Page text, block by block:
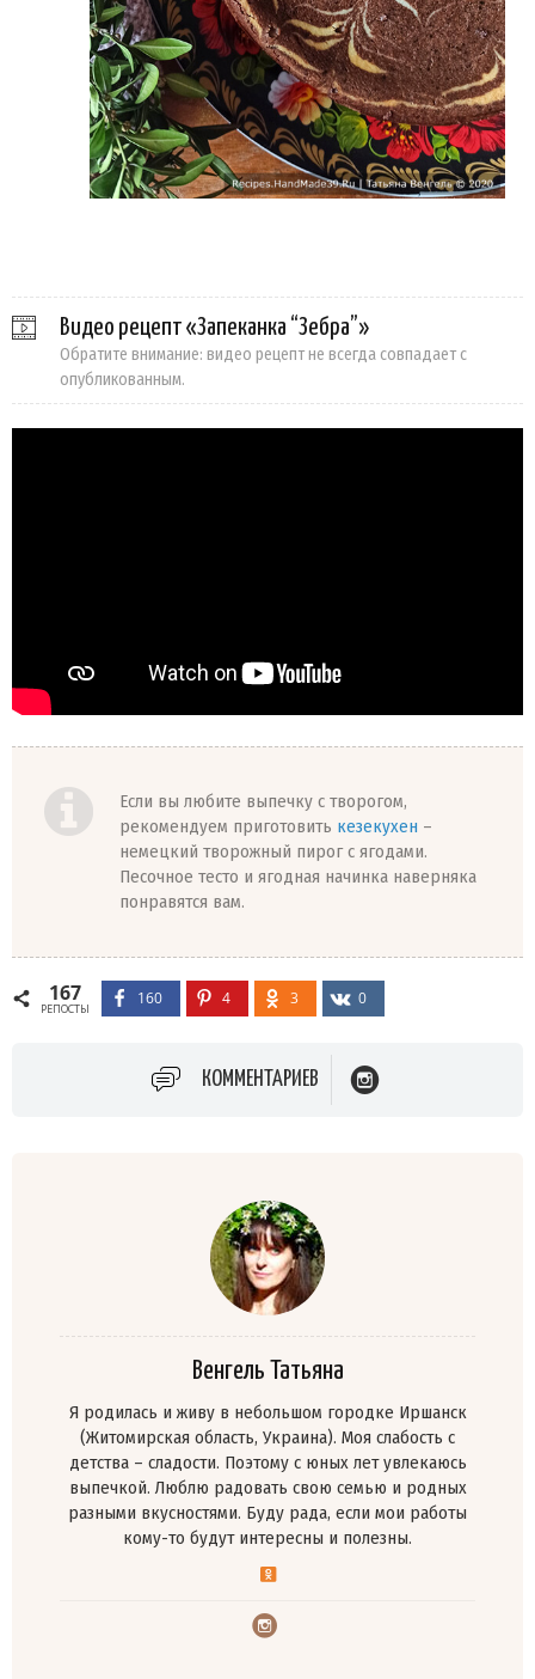
Видео рецепт «Запеканка “Зебра”»
Обратите внимание: видео рецепт не всегда совпадает с
опубликованным.
Если вы любите выпечку с творогом,
рекомендуем приготовить кезекухен –
немецкий творожный пирог с ягодами.
Песочное тесто и ягодная начинка наверняка
понравятся вам.
167
РЕПОСТЫ
160 4 3 0
КОММЕНТАРИЕВ
Венгель Татьяна
Я родилась и живу в небольшом городке Иршанск
(Житомирская область, Украина). Моя слабость с
детства – сладости. Поэтому с юных лет увлекаюсь
выпечкой. Люблю радовать свою семью и родных
разными вкусностями. Буду рада, если мои работы
кому-то будут интересны и полезны.